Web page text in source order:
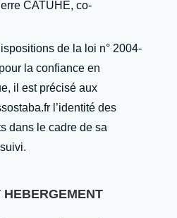
CATUHE, co-
de la loi n° 2004-
la confiance en
il est précisé aux
l’identité des
dans le cadre de sa
HEBERGEMENT